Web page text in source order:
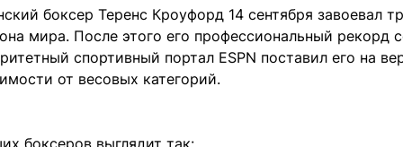
(700) 3 888 188
боксер Теренс Кроуфорд 14 сентября завоевал
мира. После этого его профессиональный рекорд
спортивный портал ESPN поставил его на
от весовых категорий.
боксеров выглядит так: